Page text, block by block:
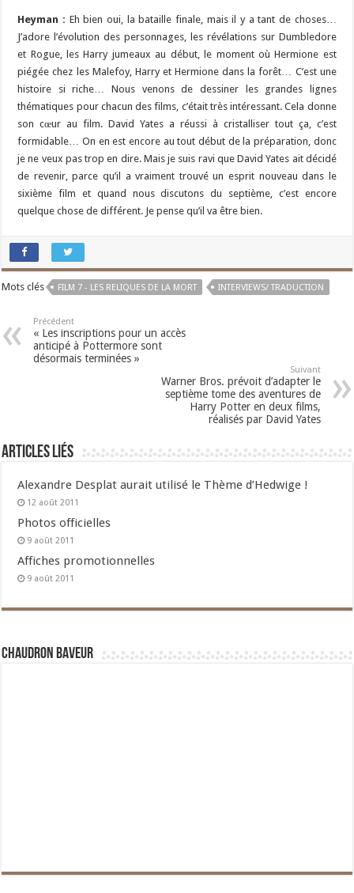
Heyman : Eh bien oui, la bataille finale, mais il y a tant de choses…
J’adore l’évolution des personnages, les révélations sur Dumbledore
et Rogue, les Harry jumeaux au début, le moment où Hermione est
piégée chez les Malefoy, Harry et Hermione dans la forêt… C’est une
histoire si riche… Nous venons de dessiner les grandes lignes
thématiques pour chacun des films, c’était très intéressant. Cela donne
son cœur au film. David Yates a réussi à cristalliser tout ça, c’est
formidable… On en est encore au tout début de la préparation, donc
je ne veux pas trop en dire. Mais je suis ravi que David Yates ait décidé
de revenir, parce qu’il a vraiment trouvé un esprit nouveau dans le
sixième film et quand nous discutons du septième, c’est encore
quelque chose de différent. Je pense qu’il va être bien.
Mots clés FILM 7 - LES RELIQUES DE LA MORT INTERVIEWS/ TRADUCTION
Précédent
« Les inscriptions pour un accès
anticipé à Pottermore sont
désormais terminées »
Suivant
Warner Bros. prévoit d’adapter le
septième tome des aventures de
Harry Potter en deux films,
réalisés par David Yates
Articles liés
Alexandre Desplat aurait utilisé le Thème d’Hedwige !
12 août 2011
Photos officielles
9 août 2011
Affiches promotionnelles
9 août 2011
Chaudron Baveur